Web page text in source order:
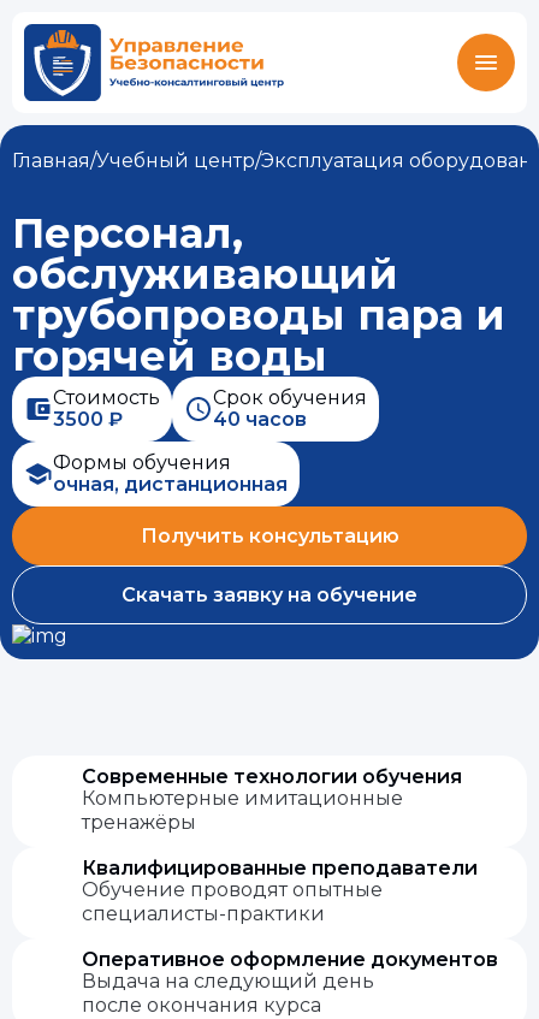
Главная/Учебный центр/Эксплуатация
Персонал,
обслуживающий
трубопроводы пара и
горячей воды
Стоимость
3500 ₽
Срок обучения
40 часов
Формы обучения
очная, дистанционная
Получить консультацию
Скачать заявку на обучение
Современные технологии обучения
Компьютерные имитационные
тренажёры
Квалифицированные преподаватели
Обучение проводят опытные
специалисты-практики
Оперативное оформление документов
Выдача на следующий день
после окончания курса